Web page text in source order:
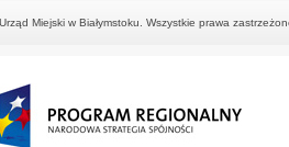
Miejski w Białymstoku. Wszystkie prawa